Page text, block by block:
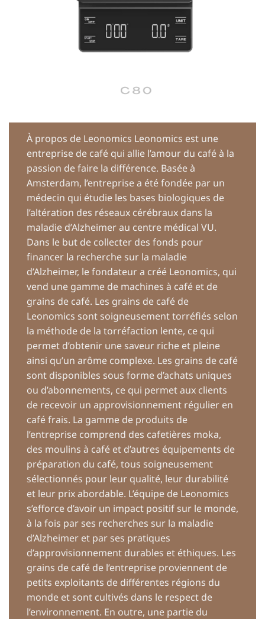
À propos de Leonomics Leonomics est une
entreprise de café qui allie l’amour du café à la
passion de faire la différence. Basée à
Amsterdam, l’entreprise a été fondée par un
médecin qui étudie les bases biologiques de
l’altération des réseaux cérébraux dans la
maladie d’Alzheimer au centre médical VU.
Dans le but de collecter des fonds pour
financer la recherche sur la maladie
d’Alzheimer, le fondateur a créé Leonomics, qui
vend une gamme de machines à café et de
grains de café. Les grains de café de
Leonomics sont soigneusement torréfiés selon
la méthode de la torréfaction lente, ce qui
permet d’obtenir une saveur riche et pleine
ainsi qu’un arôme complexe. Les grains de café
sont disponibles sous forme d’achats uniques
ou d’abonnements, ce qui permet aux clients
de recevoir un approvisionnement régulier en
café frais. La gamme de produits de
l’entreprise comprend des cafetières moka,
des moulins à café et d’autres équipements de
préparation du café, tous soigneusement
sélectionnés pour leur qualité, leur durabilité
et leur prix abordable. L’équipe de Leonomics
s’efforce d’avoir un impact positif sur le monde,
à la fois par ses recherches sur la maladie
d’Alzheimer et par ses pratiques
d’approvisionnement durables et éthiques. Les
grains de café de l’entreprise proviennent de
petits exploitants de différentes régions du
monde et sont cultivés dans le respect de
l’environnement. En outre, une partie du